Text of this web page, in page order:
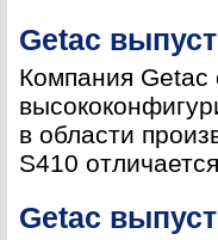
Getac
Компания Getac
в области
S410
Getac